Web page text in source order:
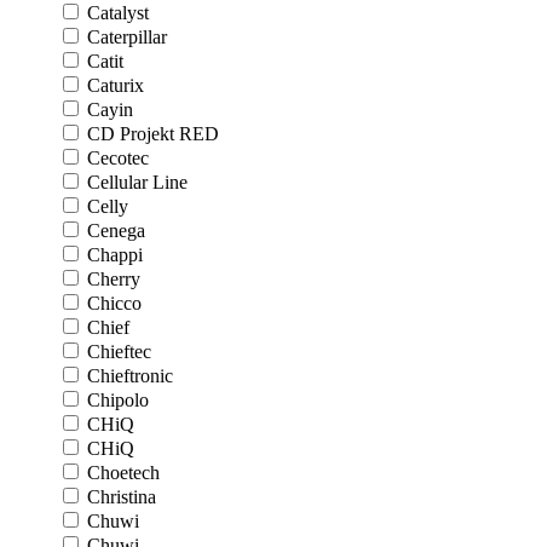
Catalyst
Caterpillar
Catit
Caturix
Cayin
CD Projekt RED
Cecotec
Cellular Line
Celly
Cenega
Chappi
Cherry
Chicco
Chief
Chieftec
Chieftronic
Chipolo
CHiQ
CHiQ
Choetech
Christina
Chuwi